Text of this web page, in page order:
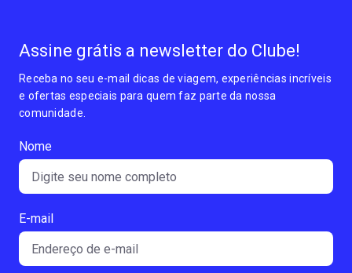
Assine grátis a newsletter do Clube!
Receba no seu e-mail dicas de viagem, experiências incríveis
e ofertas especiais para quem faz parte da nossa
comunidade.
Nome
E-mail